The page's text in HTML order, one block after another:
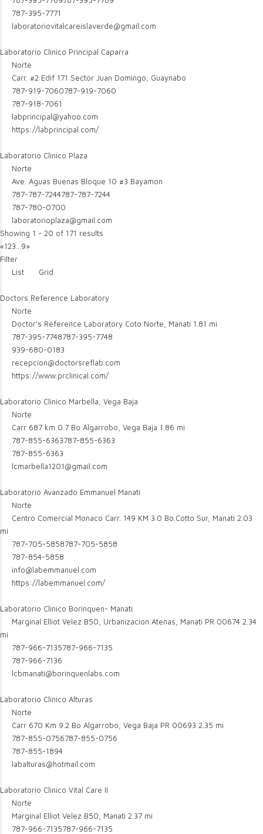
787-395-7771
laboratoriovitalcareislaverde@gmail.com
Laboratorio Clinico Principal Caparra
Norte
Carr. #2 Edif 171 Sector Juan Domingo, Guaynabo
787-919-7060787-919-7060
787-918-7061
labprincipal@yahoo.com
https://labprincipal.com/
Laboratorio Clinico Plaza
Norte
Ave. Aguas Buenas Bloque 10 #3 Bayamon
787-787-7244787-787-7244
787-780-0700
laboratorioplaza@gmail.com
Showing 1 - 20 of 171 results
«123 9»
Filter
List
Grid
Doctors Reference Laboratory
Norte
Doctor's Reference Laboratory Coto Norte, Manatí 1.81 mi
787-395-7748787-395-7748
939-680-0183
recepcion@doctorsreflab.com
https://www.prclinical.com/
Laboratorio Clinico Marbella, Vega Baja
Norte
Carr 687 km 0.7 Bo Algarrobo, Vega Baja 1.86 mi
787-855-6363787-855-6363
787-855-6363
lcmarbella1201@gmail.com
Laboratorio Avanzado Emmanuel Manati
Norte
Centro Comercial Monaco Carr. 149 KM 3.0 Bo.Cotto Sur, Manatí 2.03
mi
787-705-5858787-705-5858
787-854-5858
info@labemmanuel.com
https://labemmanuel.com/
Laboratorio Clinico Borinquen- Manati
Marginal Elliot Velez B50, Urbanizacion Atenas, Manati PR 00674 2.34
mi
787-966-7135787-966-7135
787-966-7136
lcbmanati@borinquenlabs.com
Laboratorio Clinico Alturas
Norte
Carr 670 Km 9.2 Bo Algarrobo, Vega Baja PR 00693 2.35 mi
787-855-0756787-855-0756
787-855-1894
labalturas@hotmail.com
Laboratorio Clinico Vital Care II
Norte
Marginal Elliot Velez B50, Manati 2.37 mi
787-966-7135787-966-7135